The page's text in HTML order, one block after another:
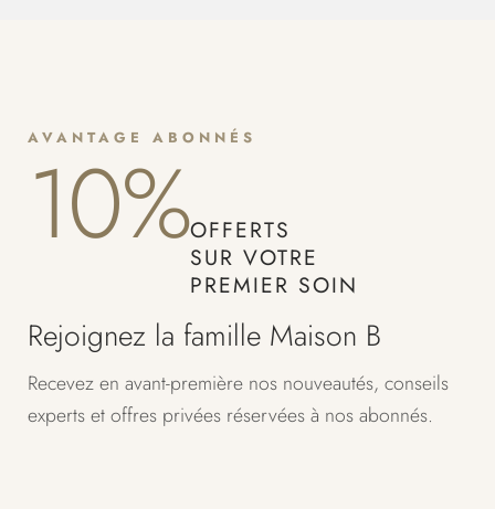
AVANTAGE ABONNÉS
10%OFFERTS
SUR VOTRE
PREMIER SOIN
Rejoignez la famille Maison B
Recevez en avant-première nos nouveautés, conseils
experts et offres privées réservées à nos abonnés.